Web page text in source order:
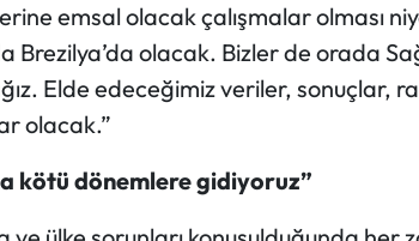
emsal olacak çalışmalar olması
Brezilya’da olacak. Bizler de orada
Elde edeceğimiz veriler, sonuçlar,
olacak.”
kötü dönemlere gidiyoruz”